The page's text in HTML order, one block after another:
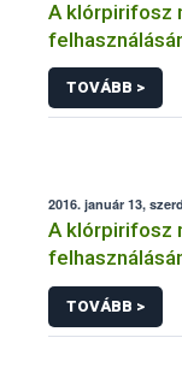
A klórpirifosz
TOVÁBB >
2016. január 13,
A klórpirifosz
TOVÁBB >